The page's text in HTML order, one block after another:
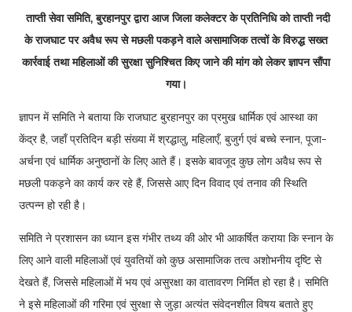
ताप्ती सेवा समिति, बुरहानपुर द्वारा आज जिला कलेक्टर के प्रतिनिधि को ताप्ती नदी
के राजघाट पर अवैध रूप से मछली पकड़ने वाले असामाजिक तत्वों के विरुद्ध सख्त
कार्रवाई तथा महिलाओं की सुरक्षा सुनिश्चित किए जाने की मांग को लेकर ज्ञापन सौंपा
गया।
ज्ञापन में समिति ने बताया कि राजघाट बुरहानपुर का प्रमुख धार्मिक एवं आस्था का
केंद्र है, जहाँ प्रतिदिन बड़ी संख्या में श्रद्धालु, महिलाएँ, बुजुर्ग एवं बच्चे स्नान, पूजा-
अर्चना एवं धार्मिक अनुष्ठानों के लिए आते हैं। इसके बावजूद कुछ लोग अवैध रूप से
मछली पकड़ने का कार्य कर रहे हैं, जिससे आए दिन विवाद एवं तनाव की स्थिति
उत्पन्न हो रही है।
समिति ने प्रशासन का ध्यान इस गंभीर तथ्य की ओर भी आकर्षित कराया कि स्नान के
लिए आने वाली महिलाओं एवं युवतियों को कुछ असामाजिक तत्व अशोभनीय दृष्टि से
देखते हैं, जिससे महिलाओं में भय एवं असुरक्षा का वातावरण निर्मित हो रहा है। समिति
ने इसे महिलाओं की गरिमा एवं सुरक्षा से जुड़ा अत्यंत संवेदनशील विषय बताते हुए